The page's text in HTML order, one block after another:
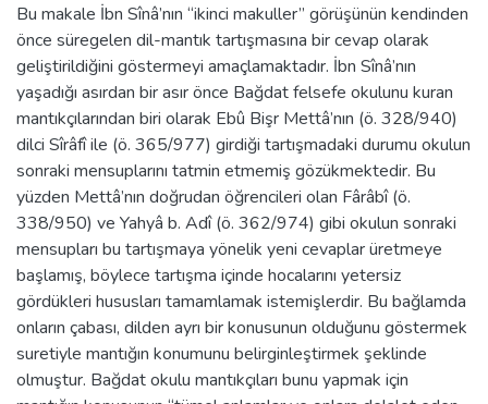
Bu makale İbn Sînâ’nın “ikinci makuller” görüşünün kendinden
önce süregelen dil-mantık tartışmasına bir cevap olarak
geliştirildiğini göstermeyi amaçlamaktadır. İbn Sînâ’nın
yaşadığı asırdan bir asır önce Bağdat felsefe okulunu kuran
mantıkçılarından biri olarak Ebû Bişr Mettâ’nın (ö. 328/940)
dilci Sîrâfî ile (ö. 365/977) girdiği tartışmadaki durumu okulun
sonraki mensuplarını tatmin etmemiş gözükmektedir. Bu
yüzden Mettâ’nın doğrudan öğrencileri olan Fârâbî (ö.
338/950) ve Yahyâ b. Adî (ö. 362/974) gibi okulun sonraki
mensupları bu tartışmaya yönelik yeni cevaplar üretmeye
başlamış, böylece tartışma içinde hocalarını yetersiz
gördükleri hususları tamamlamak istemişlerdir. Bu bağlamda
onların çabası, dilden ayrı bir konusunun olduğunu göstermek
suretiyle mantığın konumunu belirginleştirmek şeklinde
olmuştur. Bağdat okulu mantıkçıları bunu yapmak için